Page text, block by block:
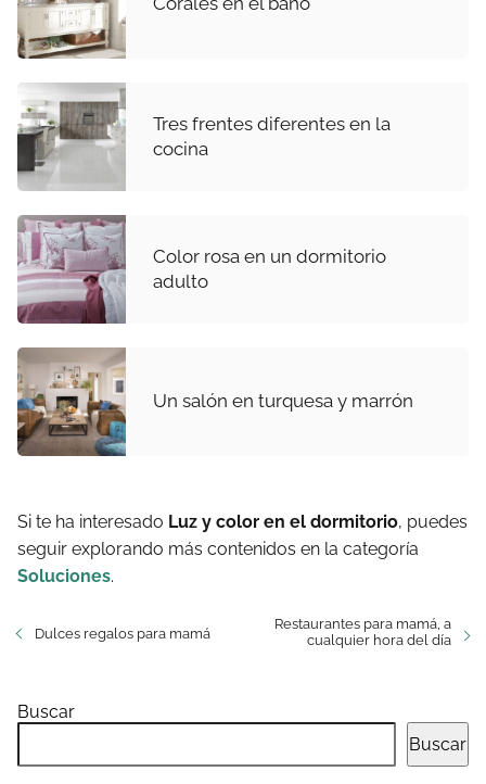
Tres frentes diferentes en la
cocina
Color rosa en un dormitorio
adulto
Un salón en turquesa y marrón
Si te ha interesado Luz y color en el dormitorio, puedes
seguir explorando más contenidos en la categoría
Soluciones.
Dulces regalos para mamá
Restaurantes para mamá, a
cualquier hora del día
Buscar
Buscar